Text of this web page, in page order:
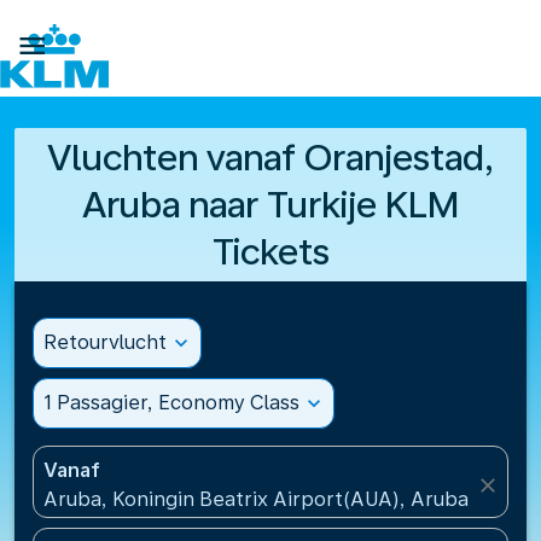

Vluchten vanaf Oranjestad,
Aruba naar Turkije KLM
Tickets
Retourvlucht expand_more
1 Passagier, Economy Class expand_more
Vanaf
Aruba, Koningin Beatrix Airport(AUA), Aruba
close